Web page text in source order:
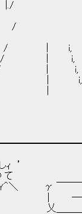
/
/
丶
i,
i,
i,
i,
’
￣￣￣￣
ッ
＿＿